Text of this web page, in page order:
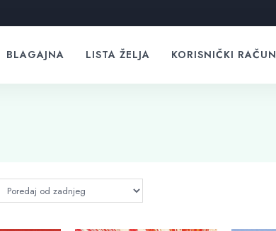
BLAGAJNA LISTA ŽELJA KORISNIČKI RAČUN